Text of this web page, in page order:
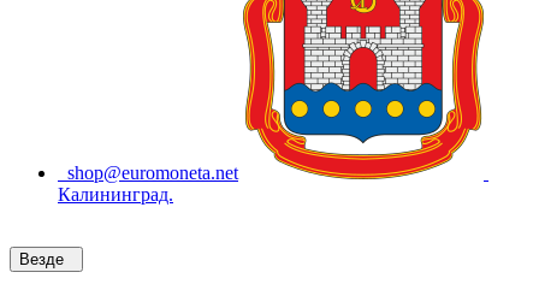
shop@euromoneta.net
Калининград.
Везде